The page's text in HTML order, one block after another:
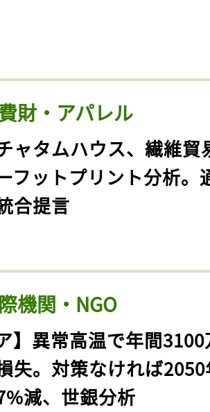
財・アパレル
ャタムハウス、繊維貿
フットプリント分析。
合提言
機関・NGO
】異常高温で年間
失。対策なければ
減、世銀分析